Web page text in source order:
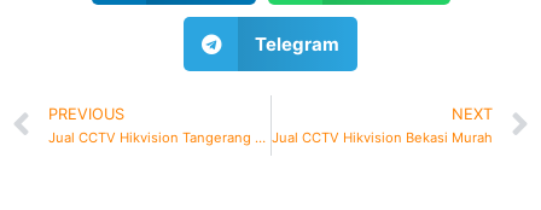
Telegram
PREVIOUS
Jual CCTV Hikvision Tangerang Murah
NEXT
Jual CCTV Hikvision Bekasi Murah